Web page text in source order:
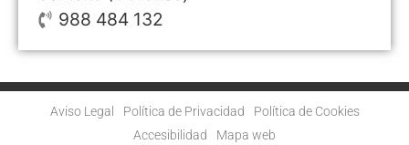
988 484 132
Aviso Legal Política de Privacidad
Política de Cookies
Accesibilidad
Mapa web